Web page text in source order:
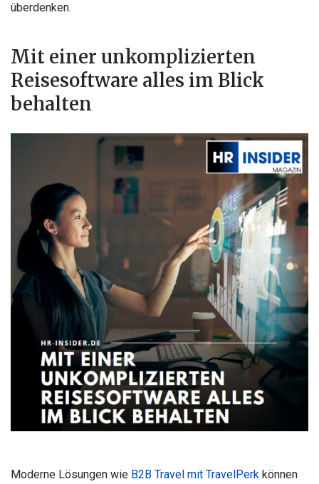
überdenken.
Mit einer unkomplizierten
Reisesoftware alles im Blick
behalten
Moderne Lösungen wie B2B Travel mit TravelPerk können